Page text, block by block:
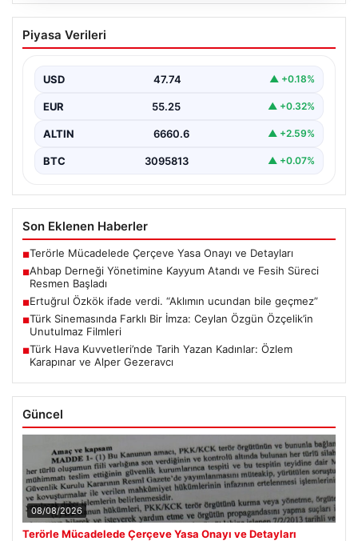
Ahbap Derneği Yönetimine Kayyum
Atandı ve Fesih Süreci Resmen Başladı
kamuoyunda geniş yankı bulan Ahbap Derneği ile ilgili…
Piyasa Verileri
USD 47.74 ▲ +0.18%
EUR 55.25 ▲ +0.32%
ALTIN 6660.6 ▲ +2.59%
BTC 3095813 ▲ +0.07%
Son Eklenen Haberler
■Terörle Mücadelede Çerçeve Yasa Onayı ve Detayları
■Ahbap Derneği Yönetimine Kayyum Atandı ve Fesih Süreci
Resmen Başladı
■Ertuğrul Özkök ifade verdi. “Aklımın ucundan bile geçmez”
■Türk Sinemasında Farklı Bir İmza: Ceylan Özgün Özçelik’in
Unutulmaz Filmleri
■Türk Hava Kuvvetleri’nde Tarih Yazan Kadınlar: Özlem
Karapınar ve Alper Gezeravcı
Güncel
08/08/2026
Terörle Mücadelede Çerçeve Yasa Onayı ve Detayları